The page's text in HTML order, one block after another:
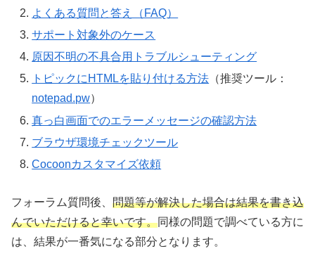
よくある質問と答え（FAQ）
サポート対象外のケース
原因不明の不具合用トラブルシューティング
トピックにHTMLを貼り付ける方法 （推奨ツール：
notepad.pw）
真っ白画面でのエラーメッセージの確認方法
ブラウザ環境チェックツール
Cocoonカスタマイズ依頼
フォーラム質問後、 問題等が解決した場合は結果を書き込
んでいただけると幸いです。同様の問題で調べている方に
は、結果が一番気になる部分となります。